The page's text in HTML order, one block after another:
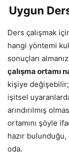
Uygun
Ders çalışmak
hangi yöntemi
sonuçları
çalışma ortamı
kişiye
işitsel
arındırılmış
ortamını şöyle
hazır
oda.